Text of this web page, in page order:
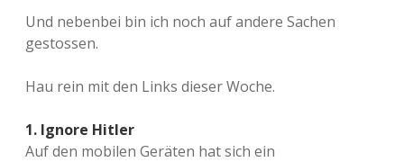
Und nebenbei bin ich noch auf andere Sachen
gestossen.
Hau rein mit den Links dieser Woche.
1. Ignore Hitler
Auf den mobilen Geräten hat sich ein